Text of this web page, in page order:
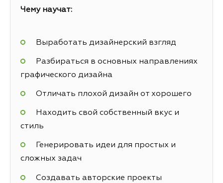
Чему научат:
Выработать дизайнерский взгляд
Разбираться в основных направлениях
графического дизайна
Отличать плохой дизайн от хорошего
Находить свой собственный вкус и
стиль
Генерировать идеи для простых и
сложных задач
Создавать авторские проекты